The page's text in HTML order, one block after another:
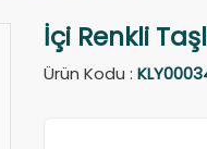
İçi Renkli
Ürün Kodu :